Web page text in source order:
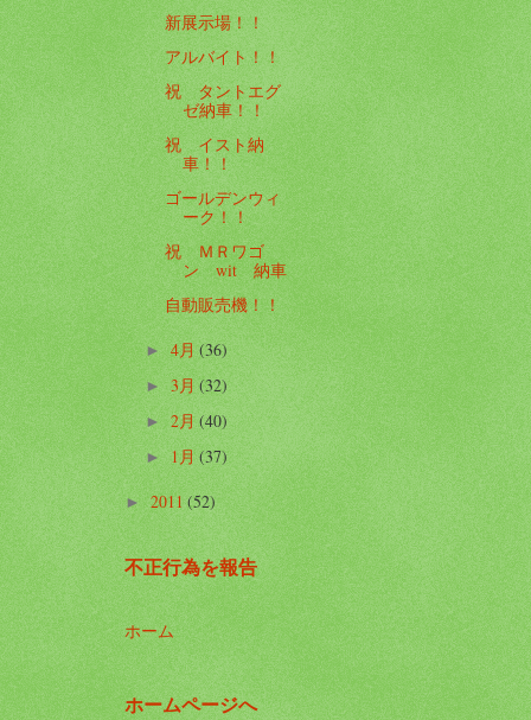
新展示場！！
アルバイト！！
祝 タントエグ
ゼ納車！！
祝 イスト納
車！！
ゴールデンウィ
ーク！！
祝 ＭＲワゴ
ン wit 納車
自動販売機！！
►4月(36)
► 3月(32)
► 2月(40)
►1月(37)
►2011(52)
不正行為を報告
ホーム
ホームページへ